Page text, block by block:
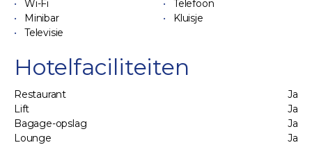
Wi-Fi
Telefoon
Minibar
Kluisje
Televisie
Hotelfaciliteiten
Restaurant
Ja
Lift
Ja
Bagage-opslag
Ja
Lounge
Ja